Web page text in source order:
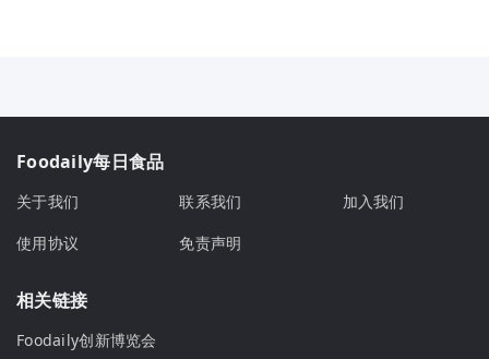
Foodaily每日食品
关于我们 联系我们
加入我们
使用协议
免责声明
相关链接
Foodaily创新博览会